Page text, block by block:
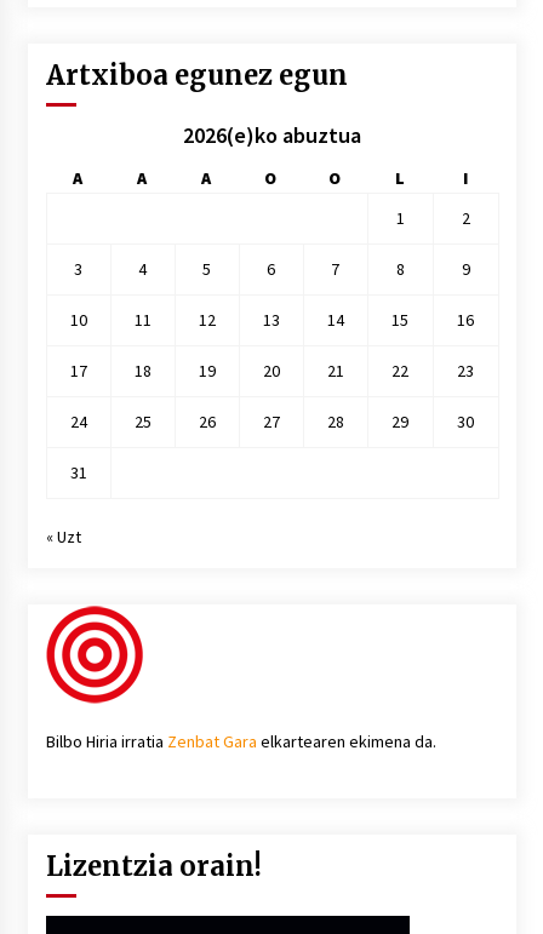
Artxiboa egunez egun
2026(e)ko abuztua
A A A O O L
I
1
2
3 4 5 6 7 8 9
10 11 12 13 14 15 16
17 18 19 20 21 22 23
24 25 26 27 28 29 30
31
« Uzt
Bilbo Hiria irratia Zenbat Gara elkartearen ekimena da.
Lizentzia orain!